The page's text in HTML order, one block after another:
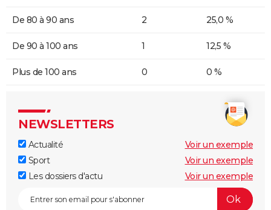
De 80 à 90 ans 2 25,0 %
De 90 à 100 ans 1 12,5 %
Plus de 100 ans 0 0 %
NEWSLETTERS
Actualité
Voir un exemple
Sport
Voir un exemple
Les dossiers d'actu
Voir un exemple